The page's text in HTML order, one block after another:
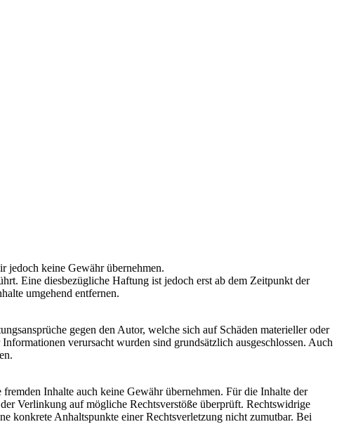
jedoch keine Gewähr übernehmen.
Eine diesbezügliche Haftung ist jedoch erst ab dem Zeitpunkt der
umgehend entfernen.
gegen den Autor, welche sich auf Schäden materieller oder
verursacht wurden sind grundsätzlich ausgeschlossen. Auch
Inhalte auch keine Gewähr übernehmen. Für die Inhalte der
Verlinkung auf mögliche Rechtsverstöße überprüft. Rechtswidrige
konkrete Anhaltspunkte einer Rechtsverletzung nicht zumutbar. Bei